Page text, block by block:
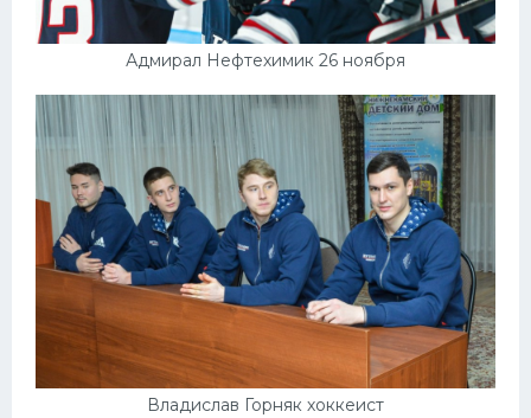
Адмирал Нефтехимик 26 ноября
Владислав Горняк хоккеист